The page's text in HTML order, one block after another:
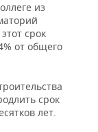
из
срок
от общего
срок
лет.